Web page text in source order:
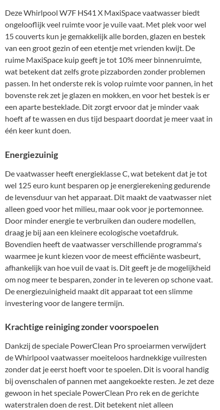
Deze Whirlpool W7F HS41 X MaxiSpace vaatwasser biedt
ongelooflijk veel ruimte voor je vuile vaat. Met plek voor wel
15 couverts kun je gemakkelijk alle borden, glazen en bestek
van een groot gezin of een etentje met vrienden kwijt. De
ruime MaxiSpace kuip geeft je tot 10% meer binnenruimte,
wat betekent dat zelfs grote pizzaborden zonder problemen
passen. In het onderste rek is volop ruimte voor pannen, in het
bovenste rek zet je glazen en mokken, en voor het bestek is er
een aparte besteklade. Dit zorgt ervoor dat je minder vaak
hoeft af te wassen en dus tijd bespaart doordat je meer vaat in
één keer kunt doen.
Energiezuinig
De vaatwasser heeft energieklasse C, wat betekent dat je tot
wel 125 euro kunt besparen op je energierekening gedurende
de levensduur van het apparaat. Dit maakt de vaatwasser niet
alleen goed voor het milieu, maar ook voor je portemonnee.
Door minder energie te verbruiken dan oudere modellen,
draag je bij aan een kleinere ecologische voetafdruk.
Bovendien heeft de vaatwasser verschillende programma's
waarmee je kunt kiezen voor de meest efficiënte wasbeurt,
afhankelijk van hoe vuil de vaat is. Dit geeft je de mogelijkheid
om nog meer te besparen, zonder in te leveren op schone vaat.
De energiezuinigheid maakt dit apparaat tot een slimme
investering voor de langere termijn.
Krachtige reiniging zonder voorspoelen
Dankzij de speciale PowerClean Pro sproeiarmen verwijdert
de Whirlpool vaatwasser moeiteloos hardnekkige vuilresten
zonder dat je eerst hoeft voor te spoelen. Dit is vooral handig
bij ovenschalen of pannen met aangekoekte resten. Je zet deze
gewoon in het speciale PowerClean Pro rek en de gerichte
waterstralen doen de rest. Dit betekent niet alleen